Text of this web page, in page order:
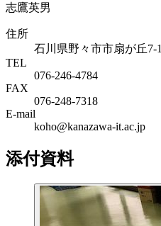
志鷹英男
住所
石川県野々市市扇が丘7-1
TEL
076-246-4784
FAX
076-248-7318
E-mail
koho@kanazawa-it.ac.jp
添付資料